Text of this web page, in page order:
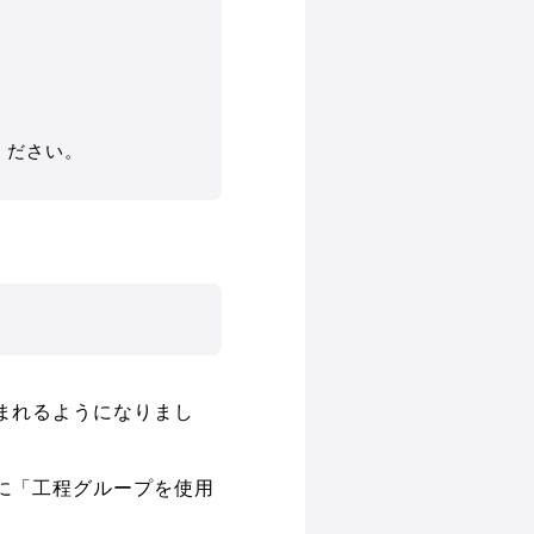
さい。
れるようになりまし
「工程グループを使用